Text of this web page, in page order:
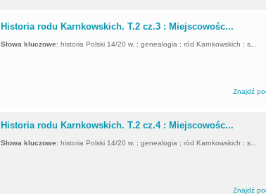
Historia rodu Karnkowskich. T.2 cz.3 : Miejscowośc...
Słowa kluczowe:historia Polski 14/20 w. ; genealogia ; ród Karnkowskich ; s...
Znajdź
Historia rodu Karnkowskich. T.2 cz.4 : Miejscowośc...
Słowa kluczowe:historia Polski 14/20 w. ; genealogia ; ród Karnkowskich ; s...
Znajdź